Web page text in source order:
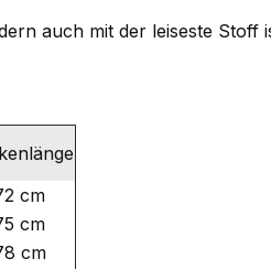
auch mit der leiseste
cm
cm
cm